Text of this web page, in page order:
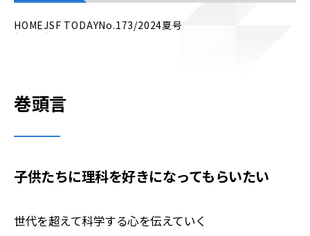
HOMEJSF TODAYNo.173/2024夏号
巻頭言
子供たちに理科を好きになってもらいたい
世代を超えて科学する心を伝えていく